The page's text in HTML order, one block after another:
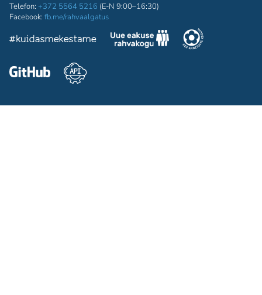
Telefon: +372 5564 5216 (E-N 9:00–16:30)
Facebook: fb.me/rahvaalgatus